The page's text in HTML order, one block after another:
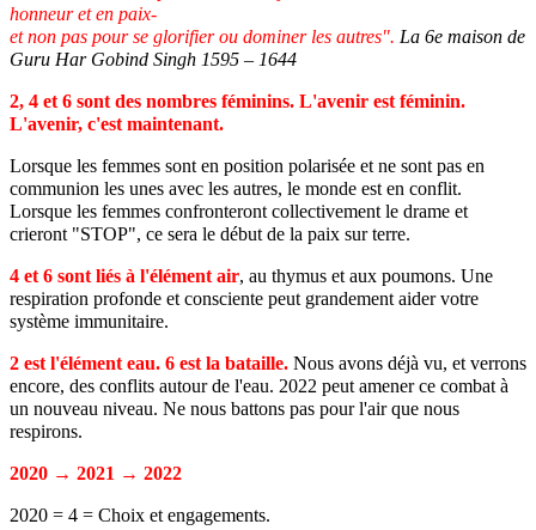
honneur et en paix-
et non pas pour se glorifier ou dominer les autres". La 6e maison de
Guru Har Gobind Singh 1595 – 1644
2, 4 et 6 sont des nombres féminins. L'avenir est féminin.
L'avenir, c'est maintenant.
Lorsque les femmes sont en position polarisée et ne sont pas en
communion les unes avec les autres, le monde est en conflit.
Lorsque les femmes confronteront collectivement le drame et
crieront "STOP", ce sera le début de la paix sur terre.
4 et 6 sont liés à l'élément air, au thymus et aux poumons. Une
respiration profonde et consciente peut grandement aider votre
système immunitaire.
2 est l'élément eau. 6 est la bataille. Nous avons déjà vu, et verrons
encore, des conflits autour de l'eau. 2022 peut amener ce combat à
un nouveau niveau. Ne nous battons pas pour l'air que nous
respirons.
2020 → 2021 → 2022
2020 = 4 = Choix et engagements.